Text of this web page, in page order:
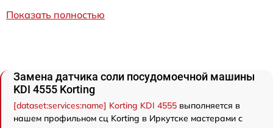
Показать полностью
Замена датчика соли посудомоечной машины
KDI 4555 Korting
[dataset:services:name] Korting KDI 4555 выполняется в
нашем профильном сц Korting в Иркутске мастерами с